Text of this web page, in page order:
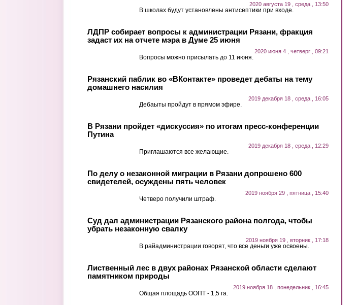
2020 августа 19 , среда , 13:50
В школах будут установлены антисептики при входе.
ЛДПР собирает вопросы к администрации Рязани, фракция
задаст их на отчете мэра в Думе 25 июня
2020 июня 4 , четверг , 09:21
Вопросы можно присылать до 11 июня.
Рязанский паблик во «ВКонтакте» проведет дебаты на тему
домашнего насилия
2019 декабря 18 , среда , 16:05
Дебаыты пройдут в прямом эфире.
В Рязани пройдет «дискуссия» по итогам пресс-конференции
Путина
2019 декабря 18 , среда , 12:29
Приглашаются все желающие.
По делу о незаконной миграции в Рязани допрошено 600
свидетелей, осуждены пять человек
2019 ноября 29 , пятница , 15:40
Четверо получили штраф.
Суд дал администрации Рязанского района полгода, чтобы
убрать незаконную свалку
2019 ноября 19 , вторник , 17:18
В райадминистрации говорят, что все деньги уже освоены.
Лиственный лес в двух районах Рязанской области сделают
памятником природы
2019 ноября 18 , понедельник , 16:45
Общая площадь ООПТ - 1,5 га.